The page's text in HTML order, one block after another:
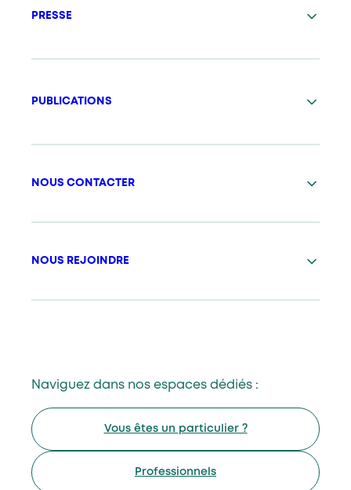
PRESSE
PUBLICATIONS
NOUS CONTACTER
NOUS REJOINDRE
Naviguez dans nos espaces dédiés :
Vous êtes un particulier ?
Professionnels